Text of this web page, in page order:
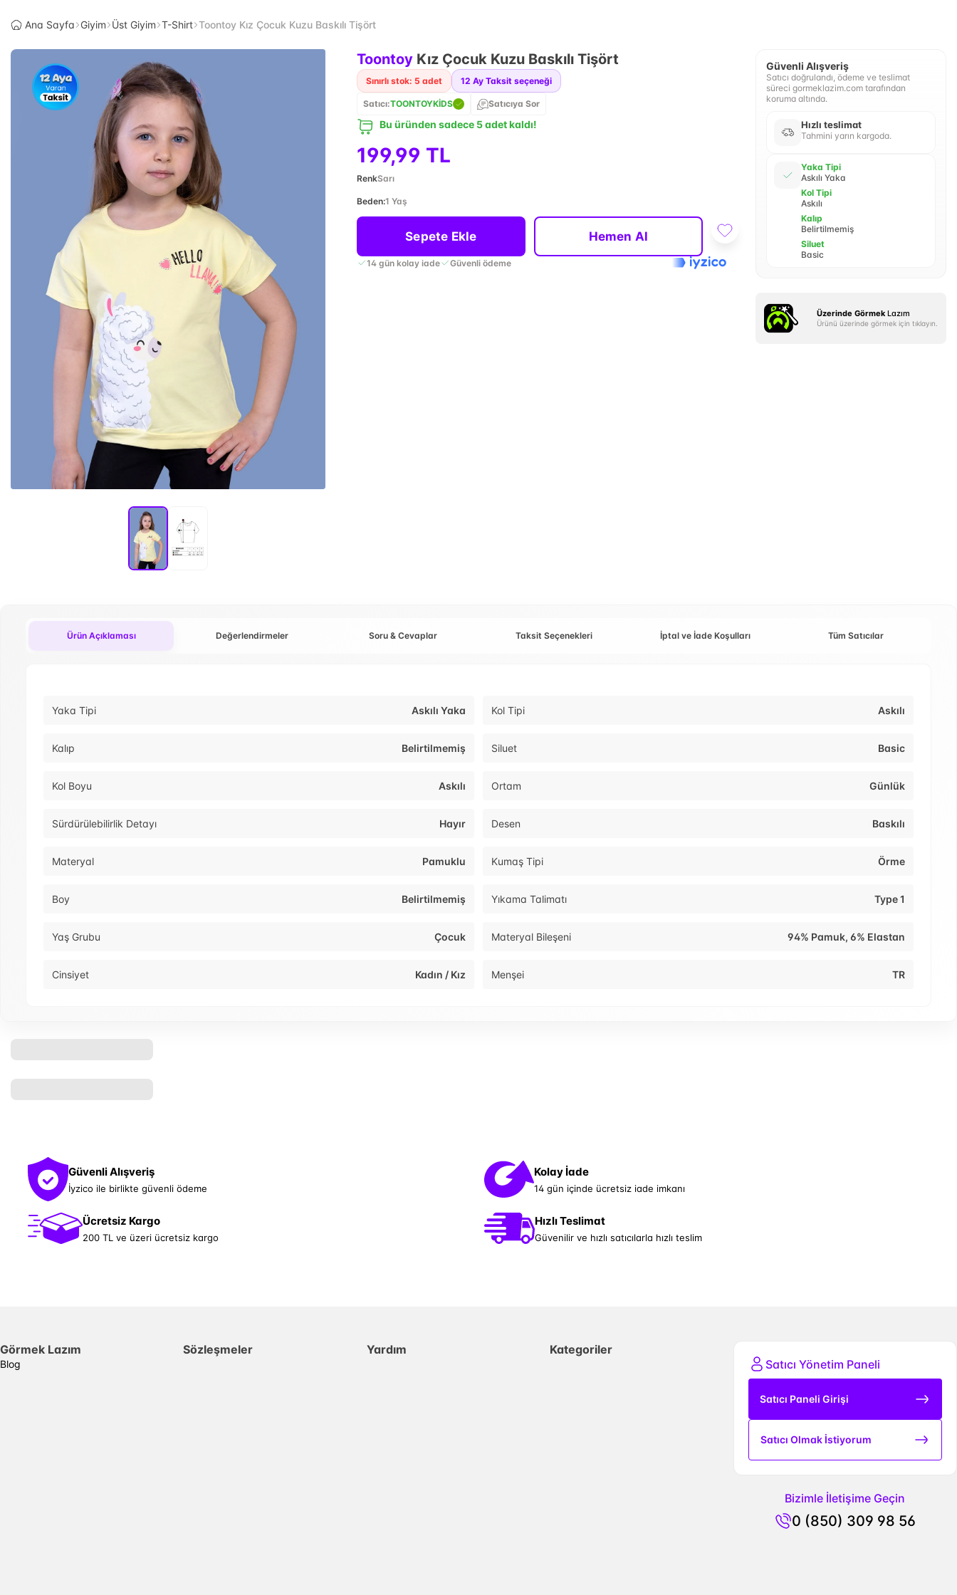
Ana Sayfa Giyim Üst Giyim T-Shirt Toontoy Kız Çocuk Kuzu Baskılı Tişört
Toontoy Kız Çocuk Kuzu Baskılı Tişört
Sınırlı stok: 5 adet 12 Ay Taksit seçeneği
Satıcı:TOONTOYKİDS Satıcıya Sor
Bu üründen sadece 5 adet kaldı!
199,99 TL
RenkSarı
Beden:1 Yaş
Sepete Ekle Hemen Al
14 gün kolay iade Güvenli ödeme
Güvenli Alışveriş
Satıcı doğrulandı, ödeme ve teslimat
süreci gormeklazim.com tarafından
koruma altında.
Hızlı teslimat
Tahmini yarın kargoda.
Yaka Tipi
Askılı Yaka
Kol Tipi
Askılı
Kalıp
Belirtilmemiş
Siluet
Basic
Üzerinde Görmek Lazım
Ürünü üzerinde görmek için tıklayın.
Ürün Açıklaması Değerlendirmeler Soru & Cevaplar Taksit Seçenekleri İptal ve İade Koşulları Tüm Satıcılar
Yaka Tipi Askılı Yaka Kol Tipi Askılı
Kalıp Belirtilmemiş Siluet Basic
Kol Boyu Askılı Ortam Günlük
Sürdürülebilirlik Detayı Hayır Desen Baskılı
Materyal Pamuklu Kumaş Tipi Örme
Boy Belirtilmemiş Yıkama Talimatı Type 1
Yaş Grubu Çocuk Materyal Bileşeni 94% Pamuk, 6% Elastan
Cinsiyet Kadın / Kız Menşei TR
Güvenli Alışveriş
İyzico ile birlikte güvenli ödeme
Kolay İade
14 gün içinde ücretsiz iade imkanı
Ücretsiz Kargo
200 TL ve üzeri ücretsiz kargo
Hızlı Teslimat
Güvenilir ve hızlı satıcılarla hızlı teslim
Görmek Lazım
Blog
Sözleşmeler Yardım
Kategoriler
Satıcı Yönetim Paneli
Satıcı Paneli Girişi
Satıcı Olmak İstiyorum
Bizimle İletişime Geçin
0 (850) 309 98 56